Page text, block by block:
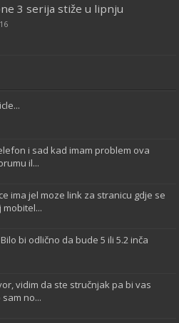
3 serija stiže u lipnju
i sad kad imam problem ova
il...
ima jel moze link za stranicu gdje se
bi odlično da bude 5 ili 5.2 inča
vidim da ste stručnjak pa bi vas
no...